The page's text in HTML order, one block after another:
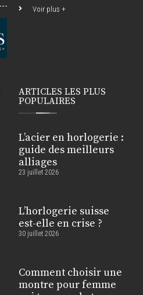
Voir plus +
ARTICLES LES PLUS
POPULAIRES
L’acier en horlogerie :
guide des meilleurs
alliages
23 juillet 2026
L’horlogerie suisse
est-elle en crise ?
30 juillet 2026
Comment choisir une
montre pour femme